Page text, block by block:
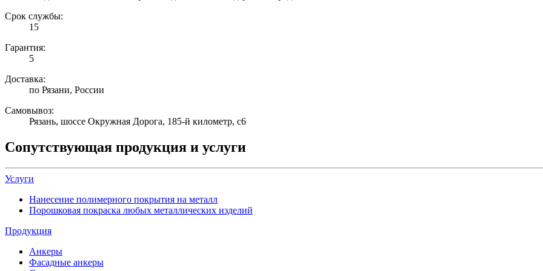
Срок службы:
15
Гарантия:
5
Доставка:
по Рязани, России
Самовывоз:
Рязань, шоссе Окружная Дорога, 185-й километр, с6
Сопутствующая продукция и услуги
Услуги
Нанесение полимерного покрытия на металл
Порошковая покраска любых металлических изделий
Продукция
Анкеры
Фасадные анкеры